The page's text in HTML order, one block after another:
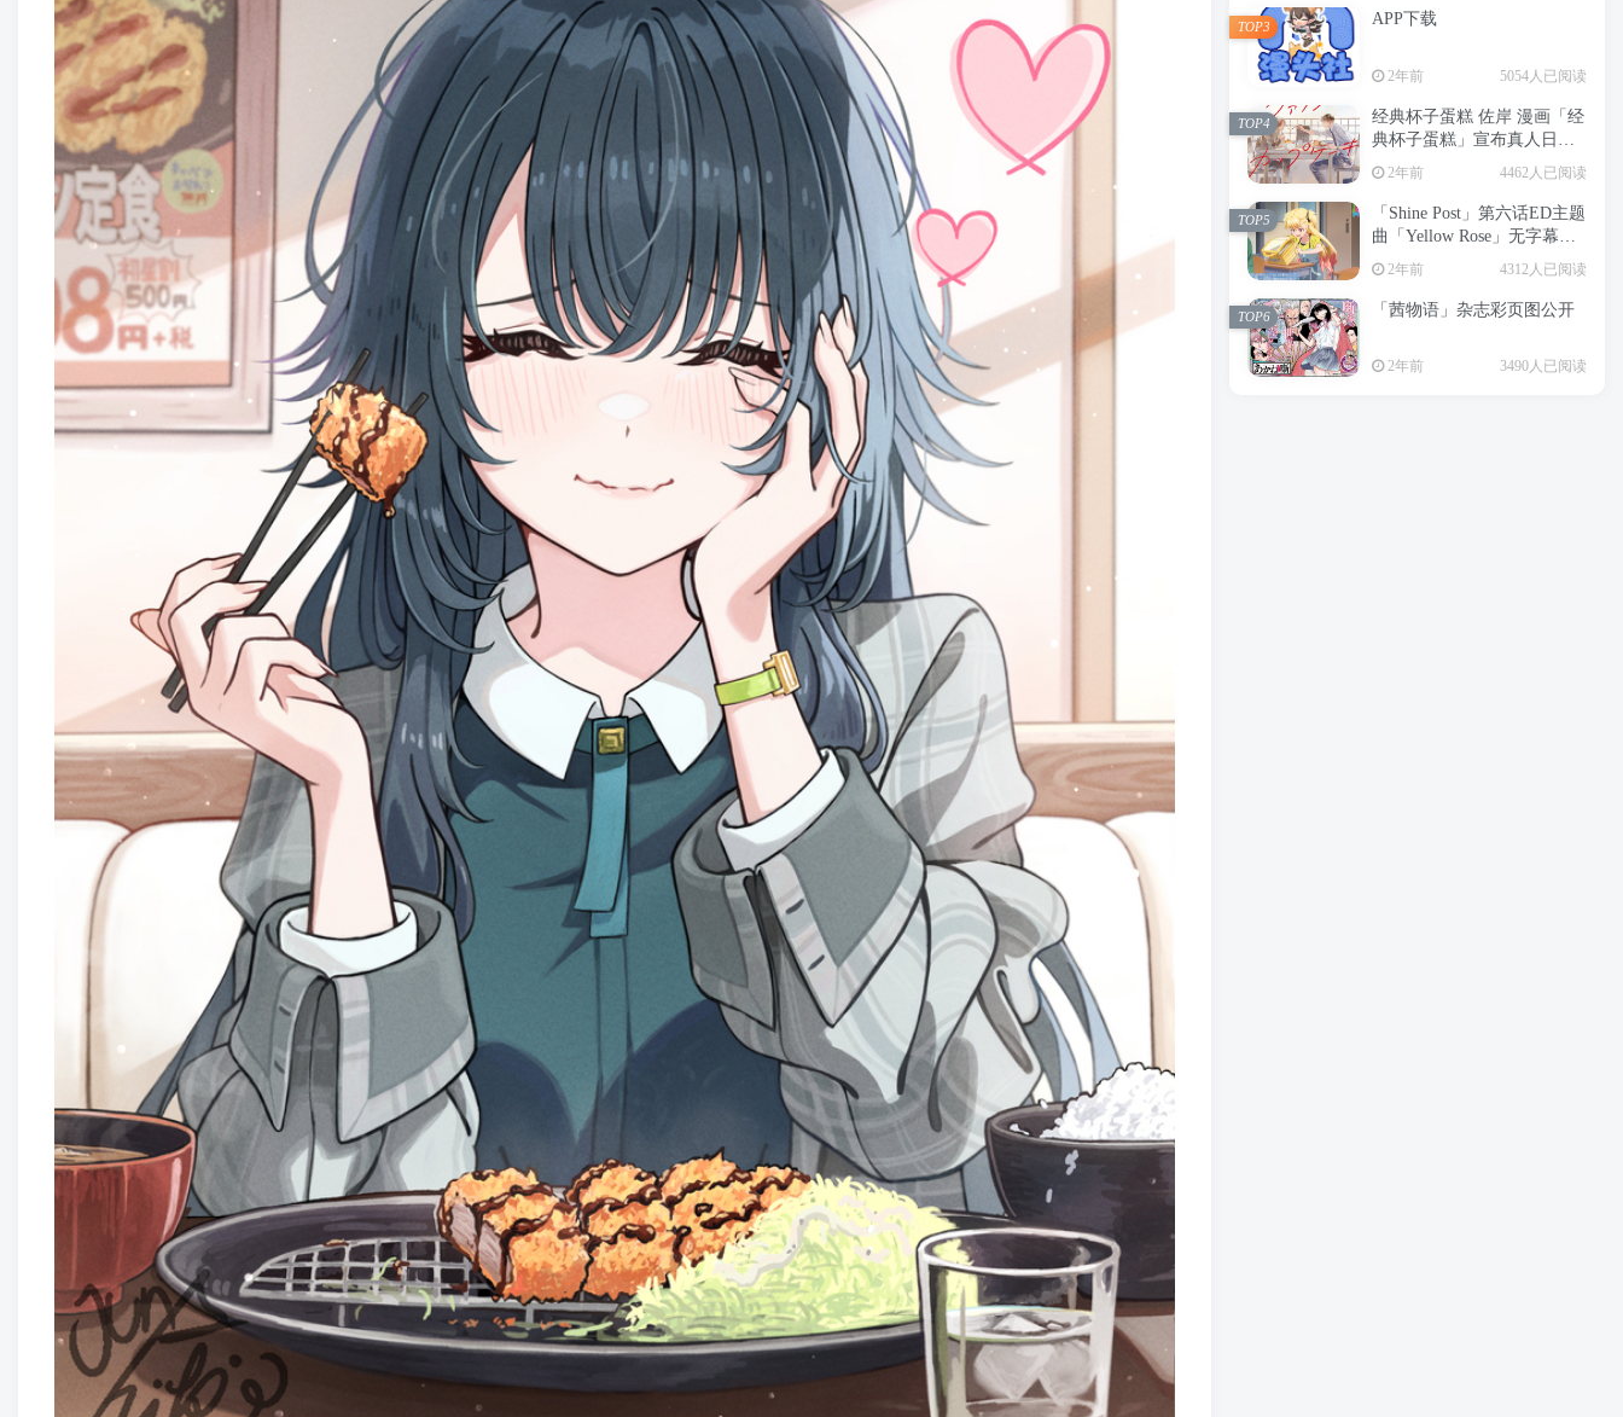
APP下载
2年前 5054人已阅读
TOP3
经典杯子蛋糕 佐岸 漫画「经
典杯子蛋糕」宣布真人日剧
化
2年前 4462人已阅读
TOP4
「Shine Post」第六话ED主题
曲「Yellow Rose」无字幕MV
公开
2年前 4312人已阅读
TOP5
「茜物语」杂志彩页图公开
2年前 3490人已阅读
TOP6
8696人已阅读
overlord卢贝多的龙王谁厉害
「Overlord」露普斯蕾琪娜·贝塔手办开...
申鹤原神wiki 申鹤诞辰祭
2年前 6199人已阅读
TOP2
APP下载
2年前 5054人已阅读
TOP3
经典杯子蛋糕 佐岸 漫画「经
典杯子蛋糕」宣布真人日剧
TOP4